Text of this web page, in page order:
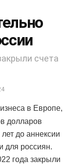
счета
в Европе,
долларов
до аннексии
для россиян.
года закрыли